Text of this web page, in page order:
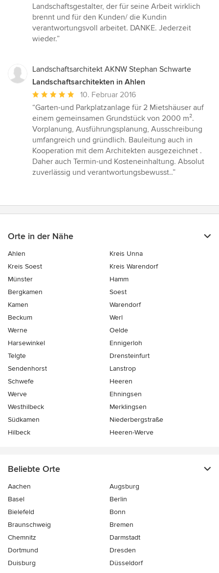
Landschaftsgestalter, der für seine Arbeit wirklich
brennt und für den Kunden/ die Kundin
verantwortungsvoll arbeitet. DANKE. Jederzeit
wieder.”
Landschaftsarchitekt AKNW Stephan Schwarte
Landschaftsarchitekten in Ahlen
Durchschnittliche
Bewertung:
5
von
5
Sternen
10. Februar 2016
“Garten-und Parkplatzanlage für 2 Mietshäuser auf
einem gemeinsamen Grundstück von 2000 m².
Vorplanung, Ausführungsplanung, Ausschreibung
umfangreich und gründlich. Bauleitung auch in
Kooperation mit dem Architekten ausgezeichnet .
Daher auch Termin-und Kosteneinhaltung. Absolut
zuverlässig und verantwortungsbewusst..”
Orte in der Nähe
Ahlen
Kreis Unna
Kreis Soest
Kreis Warendorf
Münster
Hamm
Bergkamen
Soest
Kamen
Warendorf
Beckum
Werl
Werne
Oelde
Harsewinkel
Ennigerloh
Telgte
Drensteinfurt
Sendenhorst
Lanstrop
Schwefe
Heeren
Werve
Ehningsen
Westhilbeck
Merklingsen
Südkamen
Niederbergstraße
Hilbeck
Heeren-Werve
Beliebte Orte
Aachen
Augsburg
Basel
Berlin
Bielefeld
Bonn
Braunschweig
Bremen
Chemnitz
Darmstadt
Dortmund
Dresden
Duisburg
Düsseldorf